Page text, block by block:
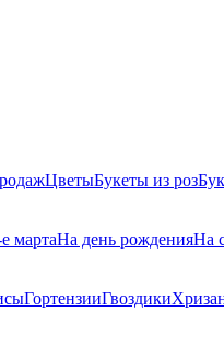
ЦветыБукеты из роз
мартаНа день рожденияНа
ГортензииГвоздики